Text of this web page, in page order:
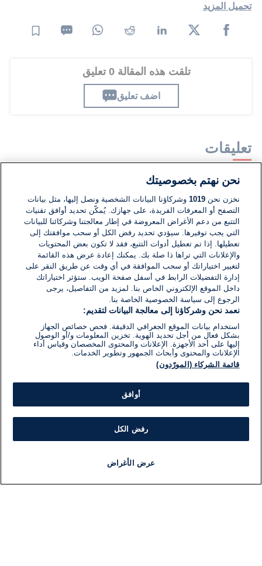
تحميل المزيد
تلقت هذه المقالة 0 تعليق
اضف تعليق
تعليقات
لا توجد تعليقات مكتوبة حتى الآن. كن الأول!
اكتب تعليقًا جديدًا ...
نحن نهتم بخصوصيتك
نخزن نحن1019 وشركاؤنا البيانات الشخصية ونصل إليها، مثل بيانات
التصفح أو المعرفات الفريدة، على جهازك. يُمكّن تحديد أوافق تقنيات
التتبع من دعم الأغراض المعروضة في إطار معالجتنا وشركائنا للبيانات
التي يجب توفيرها. سيؤدي تحديد رفض الكل أو سحب موافقتك إلى
تعطيلها. إذا تم تعطيل أدوات التتبع، فقد لا تكون بعض المحتويات
والإعلانات التي تراها ذا صلة بك. يمكنك إعادة عرض هذه القائمة
لتغيير اختياراتك أو سحب الموافقة في أي وقت عن طريق النقر على
إدارة التفضيلات الرابط في أسفل صفحة الويب. ستؤثر اختياراتك
داخل الموقع الإلكتروني الخاص بنا. لمزيد من التفاصيل، يرجى
الرجوع إلى سياسة الخصوصية الخاصة بنا.
نعمد نحن وشركاؤنا إلى معالجة البيانات لتقديم:
استخدام بيانات الموقع الجغرافي الدقيقة. فحص خصائص الجهاز
بشكل فعال من أجل تحديد الهوية. تخزين المعلومات و/أو الوصول
إليها على أحد الأجهزة. الإعلانات والمحتوى المخصصان وقياس أداء
الإعلانات والمحتوى وأبحاث الجمهور وتطوير الخدمات.
قائمة الشركاء (المورّدون)
أوافق
رفض الكل
عرض الأغراض